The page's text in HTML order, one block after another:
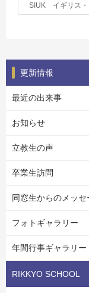
SIUK イギリス・
更新情報
最近の出来事
お知らせ
立教生の声
卒業生訪問
同窓生からのメッセ
フォトギャラリー
年間行事ギャラリー
RIKKYO SCHOOL